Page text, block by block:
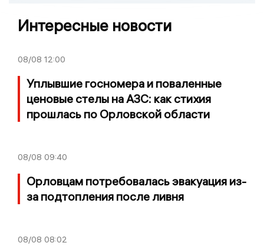
Интересные новости
08/08 12:00
Уплывшие госномера и поваленные
ценовые стелы на АЗС: как стихия
прошлась по Орловской области
08/08 09:40
Орловцам потребовалась эвакуация из-
за подтопления после ливня
08/08 08:02